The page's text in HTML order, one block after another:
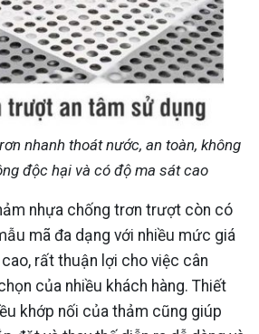
nhanh thoát nước, an toàn, không
độc hại và có độ ma sát cao
nhựa chống trơn trượt còn có
mã đa dạng với nhiều mức giá
rất thuận lợi cho việc cân
của nhiều khách hàng. Thiết
khớp nối của thảm cũng giúp